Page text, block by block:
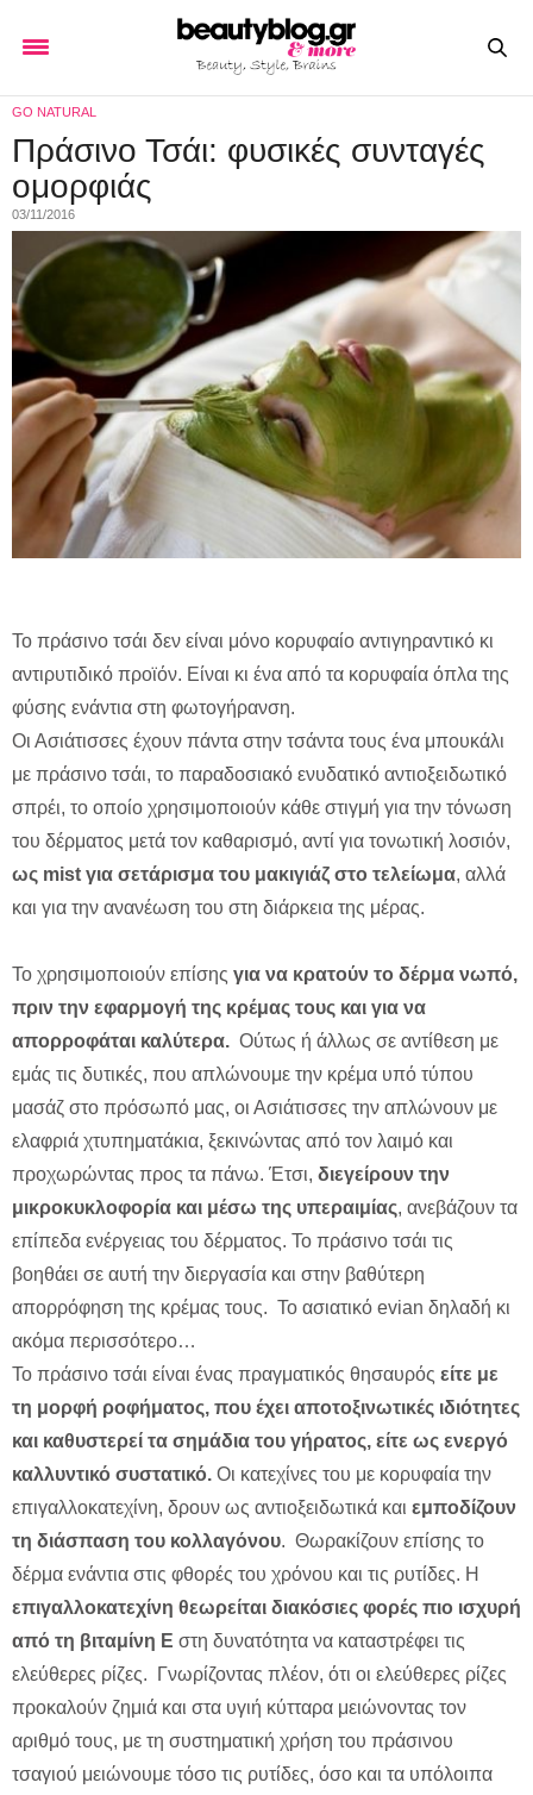
GO NATURAL
Πράσινο Τσάι: φυσικές συνταγές
ομορφιάς
03/11/2016
Το πράσινο τσάι δεν είναι μόνο κορυφαίο αντιγηραντικό κι
αντιρυτιδικό προϊόν. Είναι κι ένα από τα κορυφαία όπλα της
φύσης ενάντια στη φωτογήρανση.
Οι Ασιάτισσες έχουν πάντα στην τσάντα τους ένα μπουκάλι
με πράσινο τσάι, το παραδοσιακό ενυδατικό αντιοξειδωτικό
σπρέι, το οποίο χρησιμοποιούν κάθε στιγμή για την τόνωση
του δέρματος μετά τον καθαρισμό, αντί για τονωτική λοσιόν,
ως mist για σετάρισμα του μακιγιάζ στο τελείωμα, αλλά
και για την ανανέωση του στη διάρκεια της μέρας.
Το χρησιμοποιούν επίσης για να κρατούν το δέρμα νωπό,
πριν την εφαρμογή της κρέμας τους και για να
απορροφάται καλύτερα. Ούτως ή άλλως σε αντίθεση με
εμάς τις δυτικές, που απλώνουμε την κρέμα υπό τύπου
μασάζ στο πρόσωπό μας, οι Ασιάτισσες την απλώνουν με
ελαφριά χτυπηματάκια, ξεκινώντας από τον λαιμό και
προχωρώντας προς τα πάνω. Έτσι, διεγείρουν την
μικροκυκλοφορία και μέσω της υπεραιμίας, ανεβάζουν τα
επίπεδα ενέργειας του δέρματος. Το πράσινο τσάι τις
βοηθάει σε αυτή την διεργασία και στην βαθύτερη
απορρόφηση της κρέμας τους. Το ασιατικό evian δηλαδή κι
ακόμα περισσότερο…
Το πράσινο τσάι είναι ένας πραγματικός θησαυρός είτε με
τη μορφή ροφήματος, που έχει αποτοξινωτικές ιδιότητες
και καθυστερεί τα σημάδια του γήρατος, είτε ως ενεργό
καλλυντικό συστατικό. Οι κατεχίνες του με κορυφαία την
επιγαλλοκατεχίνη, δρουν ως αντιοξειδωτικά και εμποδίζουν
τη διάσπαση του κολλαγόνου. Θωρακίζουν επίσης το
δέρμα ενάντια στις φθορές του χρόνου και τις ρυτίδες. Η
επιγαλλοκατεχίνη θεωρείται διακόσιες φορές πιο ισχυρή
από τη βιταμίνη Ε στη δυνατότητα να καταστρέφει τις
ελεύθερες ρίζες. Γνωρίζοντας πλέον, ότι οι ελεύθερες ρίζες
προκαλούν ζημιά και στα υγιή κύτταρα μειώνοντας τον
αριθμό τους, με τη συστηματική χρήση του πράσινου
τσαγιού μειώνουμε τόσο τις ρυτίδες, όσο και τα υπόλοιπα